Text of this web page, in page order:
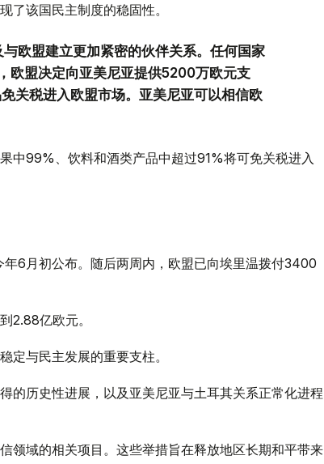
了该国民主制度的稳固性。
欧盟建立更加紧密的伙伴关系。任何国家
欧盟决定向亚美尼亚提供5200万欧元支
关税进入欧盟市场。亚美尼亚可以相信欧
中99%、饮料和酒类产品中超过91%将可免关税进入
6月初公布。随后两周内，欧盟已向埃里温拨付3400
2.88亿欧元。
定与民主发展的重要支柱。
的历史性进展，以及亚美尼亚与土耳其关系正常化进程
领域的相关项目。这些举措旨在释放地区长期和平带来